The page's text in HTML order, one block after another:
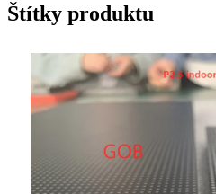
Štítky produktu